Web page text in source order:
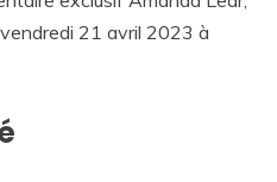
21 avril 2023 à